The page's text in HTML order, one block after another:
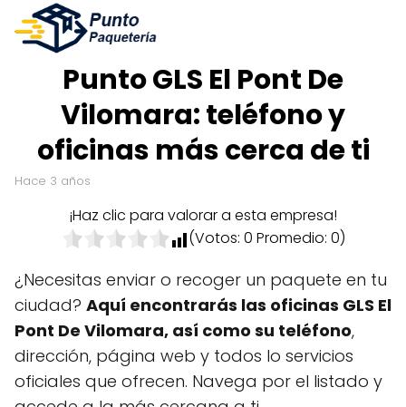
Punto GLS El Pont De
Vilomara: teléfono y
oficinas más cerca de ti
hace 3 años
¡Haz clic para valorar a esta empresa!
(Votos: 0 Promedio: 0)
¿Necesitas enviar o recoger un paquete en tu
ciudad? Aquí encontrarás las oficinas GLS El
Pont De Vilomara, así como su teléfono,
dirección, página web y todos lo servicios
oficiales que ofrecen. Navega por el listado y